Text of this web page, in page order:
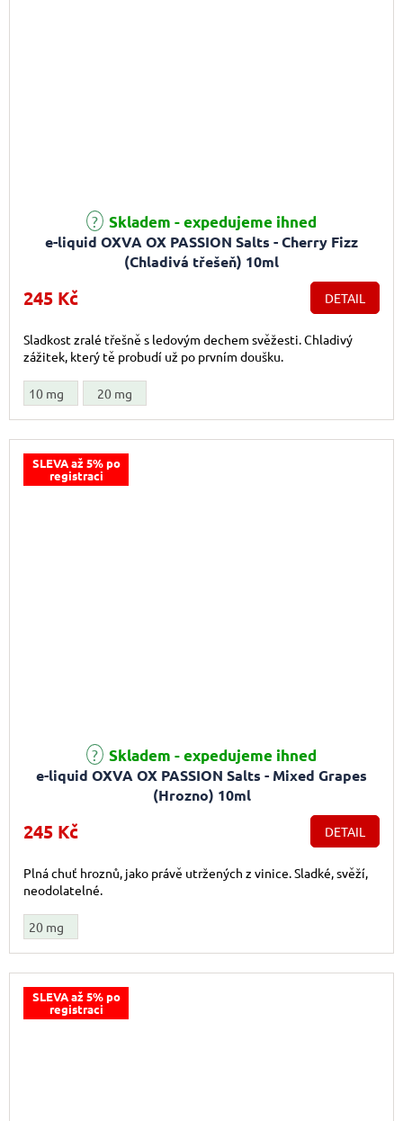
e-liquid OXVA OX PASSION Salts - Cherry Fizz
(Chladivá třešeň) 10ml
Průměrné hodnocení produktu je 5,0 z 5 hvězdiček.
Skladem - expedujeme ihned
245 Kč DETAIL
Sladkost zralé třešně s ledovým dechem svěžesti. Chladivý
zážitek, který tě probudí už po prvním doušku.
10 mg 20 mg
SLEVA až 5% po
registraci
e-liquid OXVA OX PASSION Salts - Mixed Grapes
(Hrozno) 10ml
Průměrné hodnocení produktu je 5,0 z 5 hvězdiček.
Skladem - expedujeme ihned
245 Kč DETAIL
Plná chuť hroznů, jako právě utržených z vinice. Sladké, svěží,
neodolatelné.
20 mg
SLEVA až 5% po
registraci